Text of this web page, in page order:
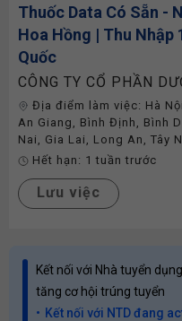
Thuốc Data Có Sẵn -
Hoa Hồng | Thu Nhập
Quốc
CÔNG TY CỔ PHẦN
Địa điểm làm việc: Hà Nội
An Giang , Bình Định , Bình
Nai , Gia Lai , Long An , Tây
Hết hạn: 1 tuần trước
Lưu việc
Kết nối với Nhà tuyển
tăng cơ hội trúng tuyển
Kết nối với NTD đang